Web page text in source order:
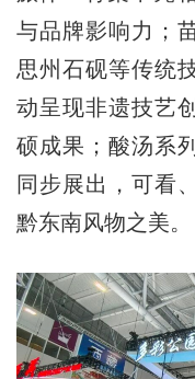
与品牌影响力；
思州石砚等传统
动呈现非遗技艺
硕成果；酸汤系
同步展出，可看
黔东南风物之美。